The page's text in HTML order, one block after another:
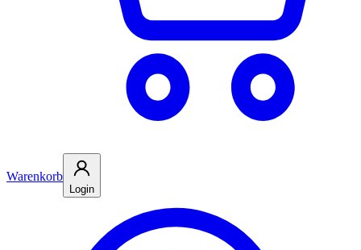
Warenkorb
Login